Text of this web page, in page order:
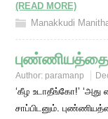
(READ MORE)
Manakkudi
புண்ணியத்தை
Author: paramanp
‘கீழ உடாதீங்கோ!’ ‘அது
சாப்பிடனும்.